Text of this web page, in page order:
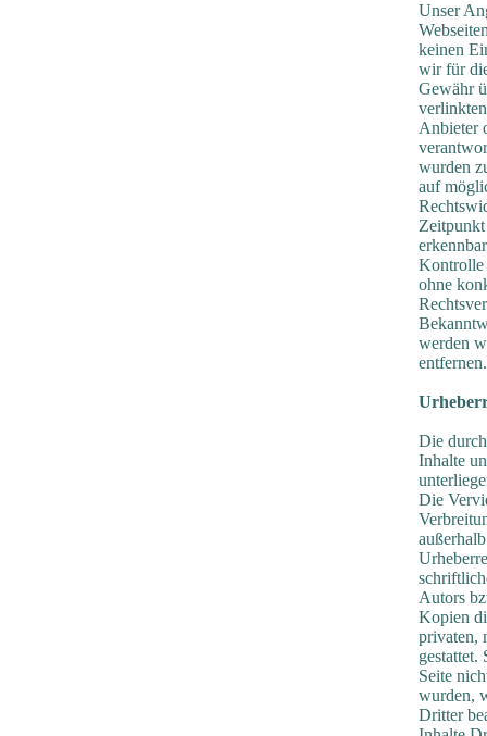
Unser
keinen
wir für
Gewähr
Anbieter
wurden
auf
Kontrolle
ohne
werden
entfernen.
Die
Inhalte
Die
Autors
Kopien
privaten,
gestattet.
Seite
wurden,
Dritter